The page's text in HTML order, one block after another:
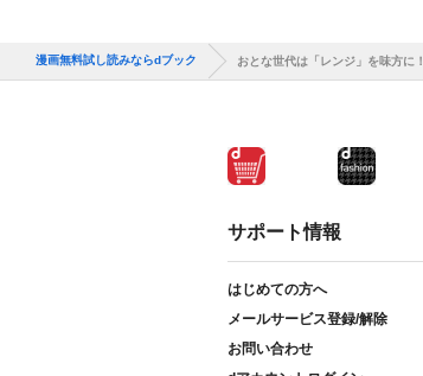
漫画無料試し読みならdブック おとな世代は「レンジ」を味方に！
サポート情報
はじめての方へ
メールサービス登録/解除
お問い合わせ